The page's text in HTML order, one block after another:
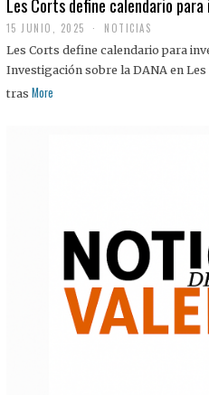
Les Corts define calendario
15 JUNIO, 2025 NOTICIAS
Les Corts define calendario para
Investigación sobre la DANA en
tras More